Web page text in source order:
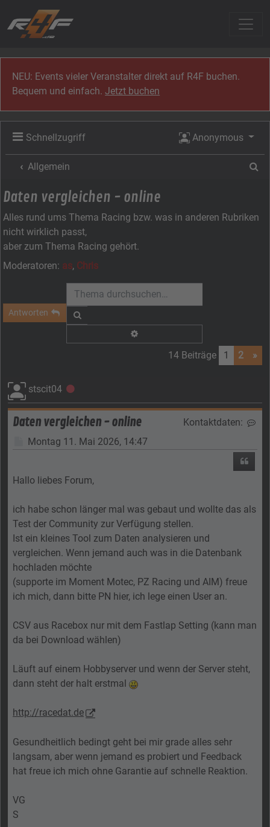
NEU: Events vieler Veranstalter direkt auf R4F buchen.
Bequem und einfach.Jetzt buchen
Schnellzugriff Anonymous
Allgemein
Daten vergleichen - online
Alles rund ums Thema Racing bzw. was in anderen Rubriken
nicht wirklich passt,
aber zum Thema Racing gehört.
Moderatoren: as, Chris
Antworten
14 Beiträge 1 2 »
stscit04 Offline
Daten vergleichen - online Kontaktdaten:
Beitrag
Montag 11. Mai 2026, 14:47
Hallo liebes Forum,
ich habe schon länger mal was gebaut und wollte das als
Test der Community zur Verfügung stellen.
Ist ein kleines Tool zum Daten analysieren und
vergleichen. Wenn jemand auch was in die Datenbank
hochladen möchte
(supporte im Moment Motec, PZ Racing und AIM) freue
ich mich, dann bitte PN hier, ich lege einen User an.
CSV aus Racebox nur mit dem Fastlap Setting (kann man
da bei Download wählen)
Läuft auf einem Hobbyserver und wenn der Server steht,
dann steht der halt erstmal
http://racedat.de
Gesundheitlich bedingt geht bei mir grade alles sehr
langsam, aber wenn jemand es probiert und Feedback
hat freue ich mich ohne Garantie auf schnelle Reaktion.
VG
S